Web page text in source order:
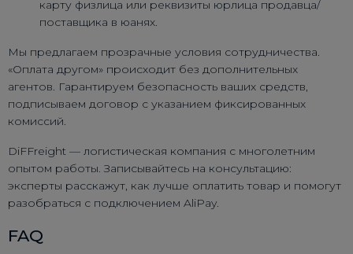
карту физлица или реквизиты юрлица продавца/
поставщика в юанях.
Мы предлагаем прозрачные условия сотрудничества.
«Оплата другом» происходит без дополнительных
агентов. Гарантируем безопасность ваших средств,
подписываем договор с указанием фиксированных
комиссий.
DiFFreight — логистическая компания с многолетним
опытом работы. Записывайтесь на консультацию:
эксперты расскажут, как лучше оплатить товар и помогут
разобраться с подключением AliPay.
FAQ